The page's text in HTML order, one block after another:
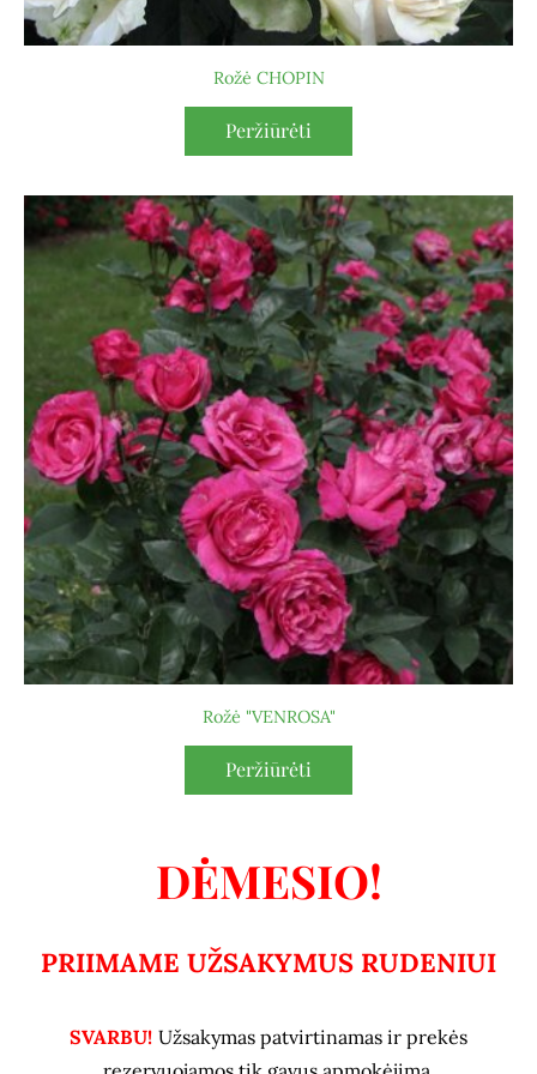
DĖMESIO!
PRIIMAME UŽSAKYMUS RUDENIUI
SVARBU! Užsakymas patvirtinamas ir prekės
Rožė CHOPIN
Peržiūrėti
Rožė "VENROSA"
Peržiūrėti